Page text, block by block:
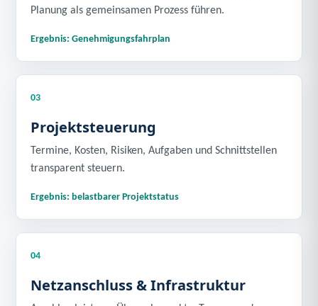
Planung als gemeinsamen Prozess führen.
Ergebnis: Genehmigungsfahrplan
03
Projektsteuerung
Termine, Kosten, Risiken, Aufgaben und Schnittstellen
transparent steuern.
Ergebnis: belastbarer Projektstatus
04
Netzanschluss & Infrastruktur